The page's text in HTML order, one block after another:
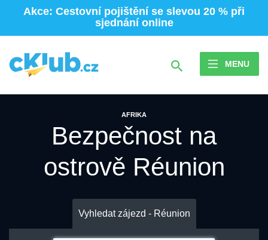
Akce: Cestovní pojištění se slevou 20 % při
sjednání online
MENU
AFRIKA
Bezpečnost na
ostrově Réunion
Vyhledat zájezd - Réunion